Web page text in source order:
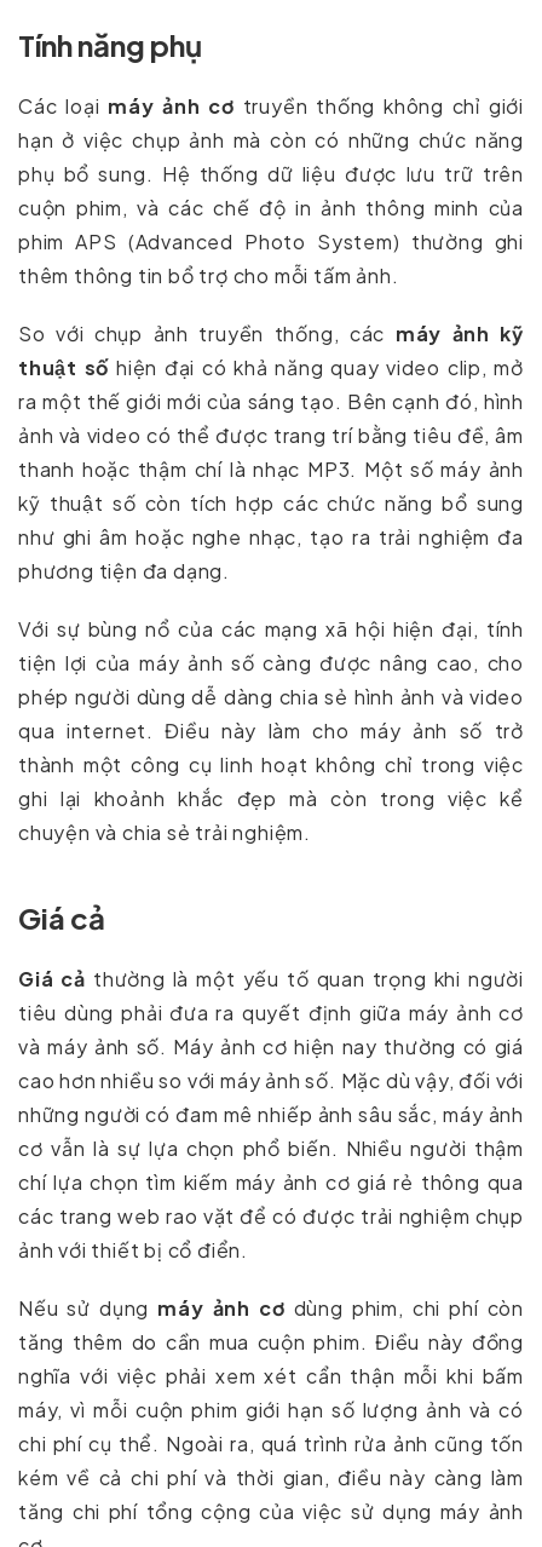
Tính năng phụ
Các loại máy ảnh cơ truyền thống không chỉ giới
hạn ở việc chụp ảnh mà còn có những chức năng
phụ bổ sung. Hệ thống dữ liệu được lưu trữ trên
cuộn phim, và các chế độ in ảnh thông minh của
phim APS (Advanced Photo System) thường ghi
thêm thông tin bổ trợ cho mỗi tấm ảnh.
So với chụp ảnh truyền thống, các máy ảnh kỹ
thuật số hiện đại có khả năng quay video clip, mở
ra một thế giới mới của sáng tạo. Bên cạnh đó, hình
ảnh và video có thể được trang trí bằng tiêu đề, âm
thanh hoặc thậm chí là nhạc MP3. Một số máy ảnh
kỹ thuật số còn tích hợp các chức năng bổ sung
như ghi âm hoặc nghe nhạc, tạo ra trải nghiệm đa
phương tiện đa dạng.
Với sự bùng nổ của các mạng xã hội hiện đại, tính
tiện lợi của máy ảnh số càng được nâng cao, cho
phép người dùng dễ dàng chia sẻ hình ảnh và video
qua internet. Điều này làm cho máy ảnh số trở
thành một công cụ linh hoạt không chỉ trong việc
ghi lại khoảnh khắc đẹp mà còn trong việc kể
chuyện và chia sẻ trải nghiệm.
Giá cả
Giá cả thường là một yếu tố quan trọng khi người
tiêu dùng phải đưa ra quyết định giữa máy ảnh cơ
và máy ảnh số. Máy ảnh cơ hiện nay thường có giá
cao hơn nhiều so với máy ảnh số. Mặc dù vậy, đối với
những người có đam mê nhiếp ảnh sâu sắc, máy ảnh
cơ vẫn là sự lựa chọn phổ biến. Nhiều người thậm
chí lựa chọn tìm kiếm máy ảnh cơ giá rẻ thông qua
các trang web rao vặt để có được trải nghiệm chụp
ảnh với thiết bị cổ điển.
Nếu sử dụng máy ảnh cơ dùng phim, chi phí còn
tăng thêm do cần mua cuộn phim. Điều này đồng
nghĩa với việc phải xem xét cẩn thận mỗi khi bấm
máy, vì mỗi cuộn phim giới hạn số lượng ảnh và có
chi phí cụ thể. Ngoài ra, quá trình rửa ảnh cũng tốn
kém về cả chi phí và thời gian, điều này càng làm
tăng chi phí tổng cộng của việc sử dụng máy ảnh